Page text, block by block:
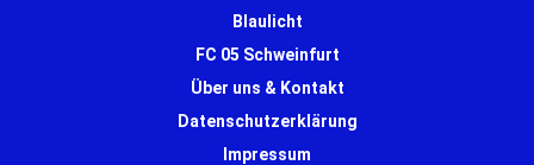
Blaulicht
FC 05 Schweinfurt
Über uns & Kontakt
Datenschutzerklärung
Impressum